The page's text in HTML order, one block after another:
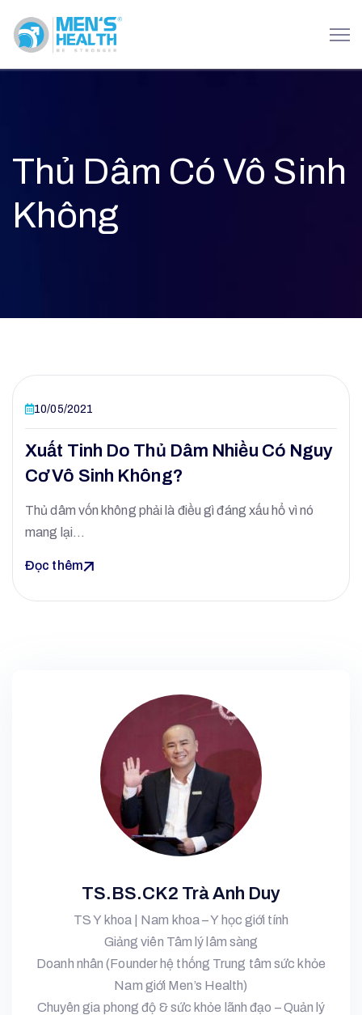
Thủ Dâm Có Vô Sinh
Không
10/05/2021
Xuất Tinh Do Thủ Dâm Nhiều Có Nguy
Cơ Vô Sinh Không?
Thủ dâm vốn không phải là điều gì đáng xấu hổ vì nó
mang lại…
Đọc thêm
TS.BS.CK2 Trà Anh Duy
TS Y khoa | Nam khoa – Y học giới tính
Giảng viên Tâm lý lâm sàng
Doanh nhân (Founder hệ thống Trung tâm sức khỏe
Nam giới Men’s Health)
Chuyên gia phong độ & sức khỏe lãnh đạo – Quản lý